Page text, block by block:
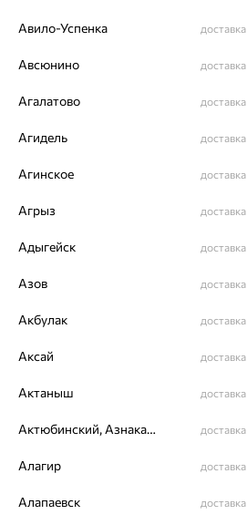
от 5 173 14 370
Авило-Успенка доставка
Авсюнино доставка
Агалатово доставка
Агидель доставка
Агинское доставка
Агрыз доставка
Адыгейск доставка
Азов доставка
Акбулак доставка
Аксай доставка
Актаныш доставка
Актюбинский, Азнакаевский район доставка
Алагир доставка
Алапаевск доставка